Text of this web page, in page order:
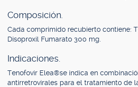
Composición.
Cada comprimido recubierto contiene:
Disoproxil Fumarato 300 mg.
Indicaciones.
Tenofovir Elea®se indica en
antirretrovirales para el tratamiento de